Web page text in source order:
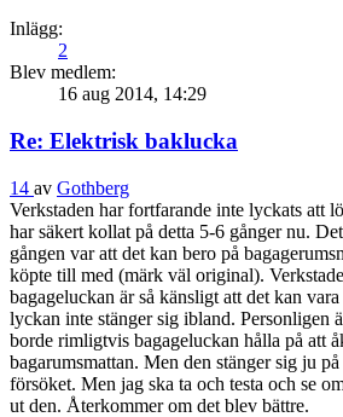
Inlägg:
2
Blev medlem:
16 aug 2014, 14:29
Re: Elektrisk baklucka
14 av Gothberg
Verkstaden har fortfarande inte lyckats att
har säkert kollat på detta 5-6 gånger nu.
gången var att det kan bero på
köpte till med (märk väl original).
bagageluckan är så känsligt att det kan
lyckan inte stänger sig ibland. Personligen
borde rimligtvis bagageluckan hålla på att
bagarumsmattan. Men den stänger sig ju
försöket. Men jag ska ta och testa och se
ut den. Återkommer om det blev bättre.